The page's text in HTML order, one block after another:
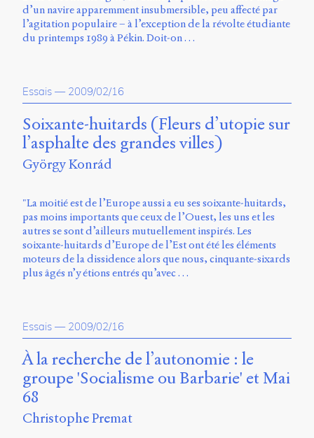
d’un navire apparemment insubmersible, peu affecté par
l’agitation populaire – à l’exception de la révolte étudiante
du printemps 1989 à Pékin. Doit-on …
Essais — 2009/02/16
Soixante-huitards (Fleurs d’utopie sur
l’asphalte des grandes villes)
György Konrád
"La moitié est de l’Europe aussi a eu ses soixante-huitards,
pas moins importants que ceux de l’Ouest, les uns et les
autres se sont d’ailleurs mutuellement inspirés. Les
soixante-huitards d’Europe de l’Est ont été les éléments
moteurs de la dissidence alors que nous, cinquante-sixards
plus âgés n’y étions entrés qu’avec …
Essais — 2009/02/16
À la recherche de l’autonomie : le
groupe 'Socialisme ou Barbarie' et Mai
68
Christophe Premat